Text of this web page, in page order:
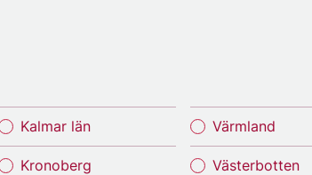
Kalmar län
Kronoberg
Värmland
Västerbotten